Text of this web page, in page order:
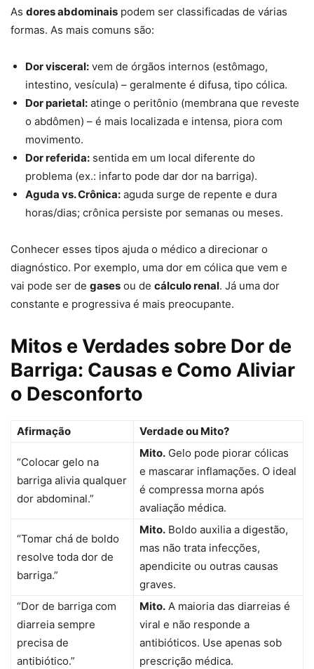
As dores abdominais podem ser classificadas de várias
formas. As mais comuns são:
Dor visceral: vem de órgãos internos (estômago,
intestino, vesícula) – geralmente é difusa, tipo cólica.
Dor parietal: atinge o peritônio (membrana que reveste
o abdômen) – é mais localizada e intensa, piora com
movimento.
Dor referida: sentida em um local diferente do
problema (ex.: infarto pode dar dor na barriga).
Aguda vs. Crônica: aguda surge de repente e dura
horas/dias; crônica persiste por semanas ou meses.
Conhecer esses tipos ajuda o médico a direcionar o
diagnóstico. Por exemplo, uma dor em cólica que vem e
vai pode ser de gases ou de cálculo renal. Já uma dor
constante e progressiva é mais preocupante.
Mitos e Verdades sobre Dor de
Barriga: Causas e Como Aliviar
o Desconforto
Afirmação Verdade ou Mito?
“Colocar gelo na
barriga alivia qualquer
dor abdominal.”
Mito. Gelo pode piorar cólicas
e mascarar inflamações. O ideal
é compressa morna após
avaliação médica.
“Tomar chá de boldo
resolve toda dor de
barriga.”
Mito. Boldo auxilia a digestão,
mas não trata infecções,
apendicite ou outras causas
graves.
“Dor de barriga com
diarreia sempre
precisa de
antibiótico.”
Mito. A maioria das diarreias é
viral e não responde a
antibióticos. Use apenas sob
prescrição médica.